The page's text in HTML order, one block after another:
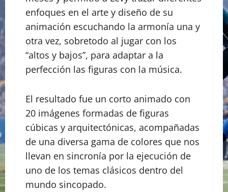
enfoques en el arte y diseño de su
animación escuchando la armonía una y
otra vez, sobretodo al jugar con los
“altos y bajos”, para adaptar a la
perfección las figuras con la música.
El resultado fue un corto animado con
20 imágenes formadas de figuras
cúbicas y arquitectónicas, acompañadas
de una diversa gama de colores que nos
llevan en sincronía por la ejecución de
uno de los temas clásicos dentro del
mundo sincopado.